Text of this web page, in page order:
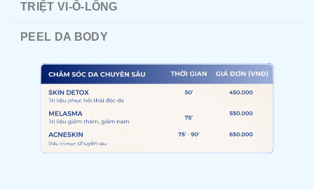
TRIỆT VI-Ô-LÔNG
PEEL DA BODY